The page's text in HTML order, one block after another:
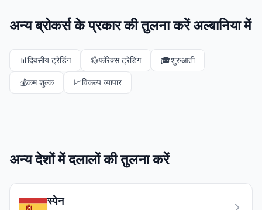
अन्य ब्रोकर्स के प्रकार की तुलना करें अल्बानिया में
📊दिवसीय ट्रेडिंग 💱फॉरेक्स ट्रेडिंग 🎓शुरुआती
💰कम शुल्क 📈विकल्प व्यापार
अन्य देशों में दलालों की तुलना करें
स्पेन